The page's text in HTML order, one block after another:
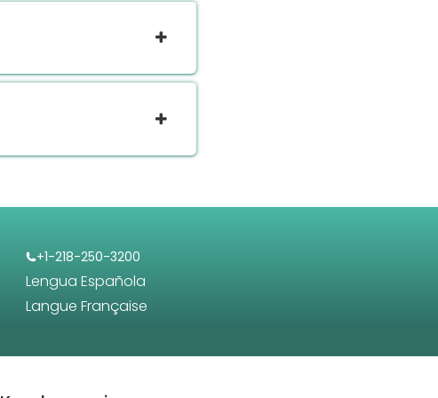
+1-218-250-3200
Lengua Española
Langue Française